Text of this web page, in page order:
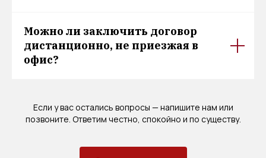
Можно ли заключить договор
дистанционно, не приезжая в
офис?
Если у вас остались вопросы — напишите нам или
позвоните. Ответим честно, спокойно и по существу.